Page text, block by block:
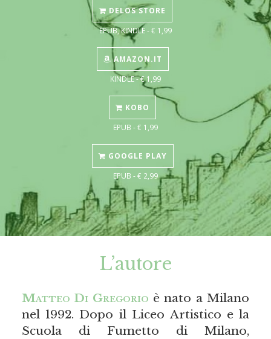
DELOS STORE
EPUB, KINDLE - € 1,99
AMAZON.IT
KINDLE - € 1,99
KOBO
EPUB - € 1,99
GOOGLE PLAY
EPUB - € 2,99
L’autore
Matteo Di Gregorio è nato a Milano
nel 1992. Dopo il Liceo Artistico e la
Scuola di Fumetto di Milano,